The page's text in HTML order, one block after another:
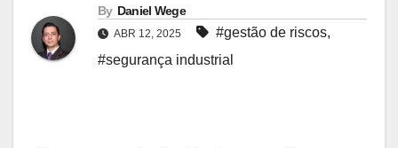
By Daniel Wege
ABR 12, 2025 #gestão de riscos,
#segurança industrial